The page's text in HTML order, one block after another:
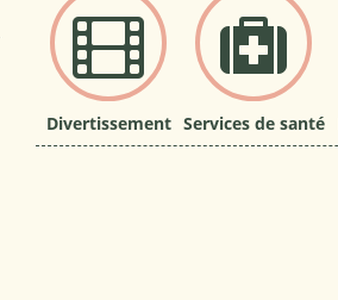
Divertissement Services de santé